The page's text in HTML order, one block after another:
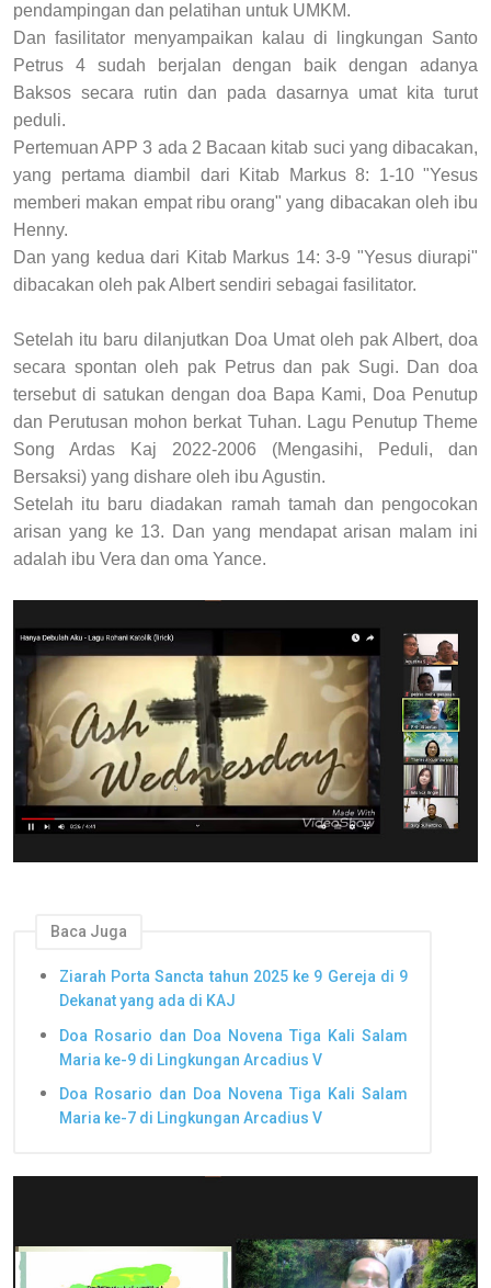
pendampingan dan pelatihan untuk UMKM.
Dan fasilitator menyampaikan kalau di lingkungan Santo
Petrus 4 sudah berjalan dengan baik dengan adanya
Baksos secara rutin dan pada dasarnya umat kita turut
peduli.
Pertemuan APP 3 ada 2 Bacaan kitab suci yang dibacakan,
yang pertama diambil dari Kitab Markus 8: 1-10 "Yesus
memberi makan empat ribu orang" yang dibacakan oleh ibu
Henny.
Dan yang kedua dari Kitab Markus 14: 3-9 "Yesus diurapi"
dibacakan oleh pak Albert sendiri sebagai fasilitator.
Setelah itu baru dilanjutkan Doa Umat oleh pak Albert, doa
secara spontan oleh pak Petrus dan pak Sugi. Dan doa
tersebut di satukan dengan doa Bapa Kami, Doa Penutup
dan Perutusan mohon berkat Tuhan. Lagu Penutup Theme
Song Ardas Kaj 2022-2006 (Mengasihi, Peduli, dan
Bersaksi) yang dishare oleh ibu Agustin.
Setelah itu baru diadakan ramah tamah dan pengocokan
arisan yang ke 13. Dan yang mendapat arisan malam ini
adalah ibu Vera dan oma Yance.
Baca Juga
Ziarah Porta Sancta tahun 2025 ke 9 Gereja di 9
Dekanat yang ada di KAJ
Doa Rosario dan Doa Novena Tiga Kali Salam
Maria ke-9 di Lingkungan Arcadius V
Doa Rosario dan Doa Novena Tiga Kali Salam
Maria ke-7 di Lingkungan Arcadius V